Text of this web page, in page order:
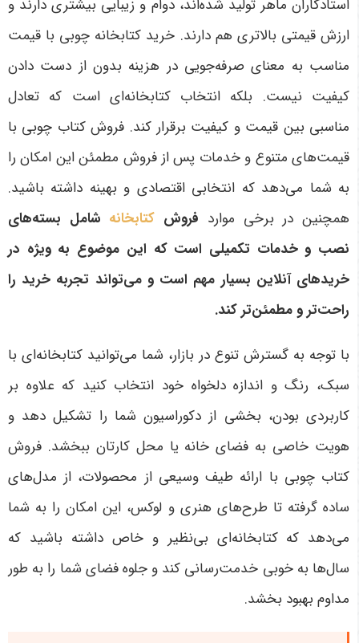
استادکاران ماهر تولید شده‌اند، دوام و زیبایی بیشتری دارند و
ارزش قیمتی بالاتری هم دارند. خرید کتابخانه چوبی با قیمت
مناسب به معنای صرفه‌جویی در هزینه بدون از دست دادن
کیفیت نیست. بلکه انتخاب کتابخانه‌ای است که تعادل
مناسبی بین قیمت و کیفیت برقرار کند. فروش کتاب چوبی با
قیمت‌های متنوع و خدمات پس از فروش مطمئن این امکان را
به شما می‌دهد که انتخابی اقتصادی و بهینه داشته باشید.
همچنین در برخی موارد فروش کتابخانه شامل بسته‌های
نصب و خدمات تکمیلی است که این موضوع به ویژه در
خریدهای آنلاین بسیار مهم است و می‌تواند تجربه خرید را
راحت‌تر و مطمئن‌تر کند.
با توجه به گسترش تنوع در بازار، شما می‌توانید کتابخانه‌ای با
سبک، رنگ و اندازه دلخواه خود انتخاب کنید که علاوه بر
کاربردی بودن، بخشی از دکوراسیون شما را تشکیل دهد و
هویت خاصی به فضای خانه یا محل کارتان ببخشد. فروش
کتاب چوبی با ارائه طیف وسیعی از محصولات، از مدل‌های
ساده گرفته تا طرح‌های هنری و لوکس، این امکان را به شما
می‌دهد که کتابخانه‌ای بی‌نظیر و خاص داشته باشید که
سال‌ها به خوبی خدمت‌رسانی کند و جلوه فضای شما را به طور
مداوم بهبود بخشد.